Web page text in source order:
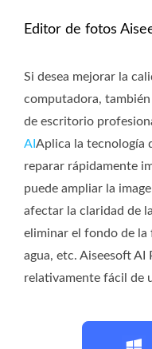
Editor de fotos
Si desea mejorar la
computadora,
de escritorio
AI Aplica la tecnología
reparar rápidamente
puede ampliar la
afectar la claridad de
eliminar el fondo de la
agua, etc. Aiseesoft
relativamente fácil de